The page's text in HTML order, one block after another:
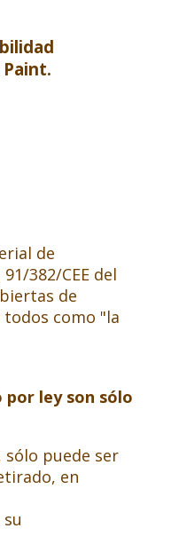
de
382/CEE del
de
como "la
ley son sólo
puede ser
en